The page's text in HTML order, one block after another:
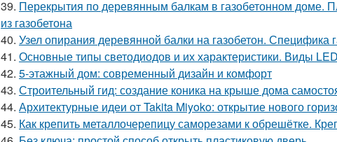
39. Перекрытия по деревянным балкам в газобетонном доме.
из газобетона
40. Узел опирания деревянной балки на газобетон. Специфика
41. Основные типы светодиодов и их характеристики. Виды
42. 5-этажный дом: современный дизайн и комфорт
43. Строительный гид: создание коника на крыше дома
44. Архитектурные идеи от Takita Miyoko: открытие нового
45. Как крепить металлочерепицу саморезами к обрешётке.